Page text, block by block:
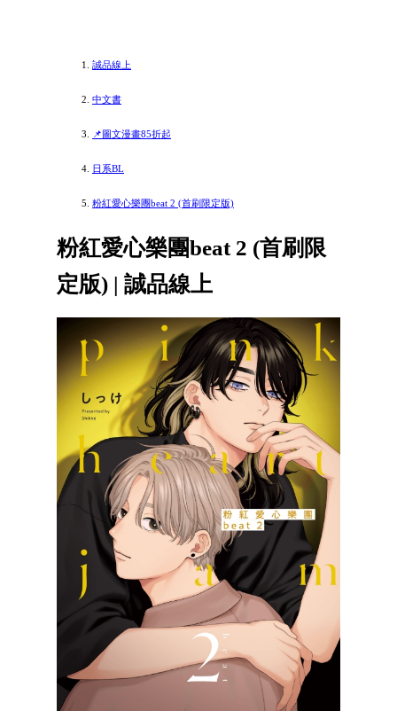
誠品線上
中文書
📌圖文漫畫85折起
日系BL
粉紅愛心樂團beat 2 (首刷限定版)
粉紅愛心樂團beat 2 (首刷限
定版) | 誠品線上